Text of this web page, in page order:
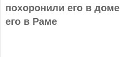
похоронили его в доме
его в Раме